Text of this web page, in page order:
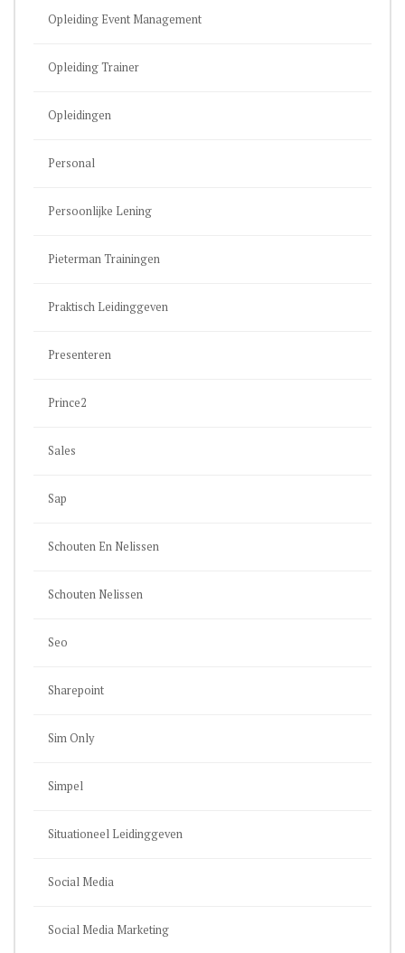
Opleiding Event Management
Opleiding Trainer
Opleidingen
Personal
Persoonlijke Lening
Pieterman Trainingen
Praktisch Leidinggeven
Presenteren
Prince2
Sales
Sap
Schouten En Nelissen
Schouten Nelissen
Seo
Sharepoint
Sim Only
Simpel
Situationeel Leidinggeven
Social Media
Social Media Marketing